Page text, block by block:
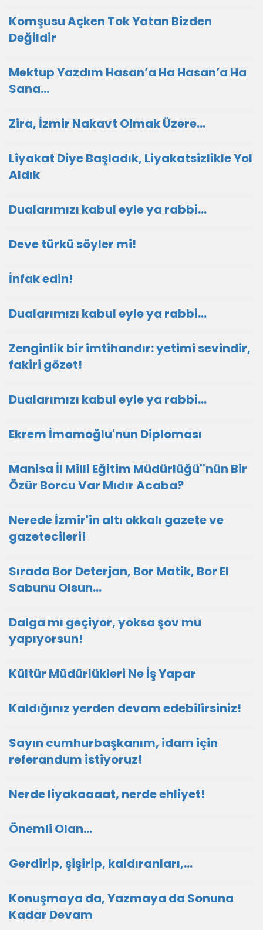
Komşusu Açken Tok Yatan Bizden
Değildir
Mektup Yazdım Hasan’a Ha Hasan’a Ha
Sana…
Zira, İzmir Nakavt Olmak Üzere…
Liyakat Diye Başladık, Liyakatsizlikle Yol
Aldık
Dualarımızı kabul eyle ya rabbi...
Deve türkü söyler mi!
İnfak edin!
Dualarımızı kabul eyle ya rabbi...
Zenginlik bir imtihandır: yetimi sevindir,
fakiri gözet!
Dualarımızı kabul eyle ya rabbi...
Ekrem İmamoğlu'nun Diploması
Manisa İl Milli Eğitim Müdürlüğü''nün Bir
Özür Borcu Var Mıdır Acaba?
Nerede İzmir'in altı okkalı gazete ve
gazetecileri!
Sırada Bor Deterjan, Bor Matik, Bor El
Sabunu Olsun…
Dalga mı geçiyor, yoksa şov mu
yapıyorsun!
Kültür Müdürlükleri Ne İş Yapar
Kaldığınız yerden devam edebilirsiniz!
Sayın cumhurbaşkanım, idam için
referandum istiyoruz!
Nerde liyakaaaat, nerde ehliyet!
Önemli Olan…
Gerdirip, şişirip, kaldıranları,...
Konuşmaya da, Yazmaya da Sonuna
Kadar Devam